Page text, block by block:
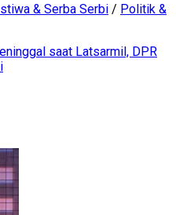
& Serba Serbi / Politik &
saat Latsarmil, DPR